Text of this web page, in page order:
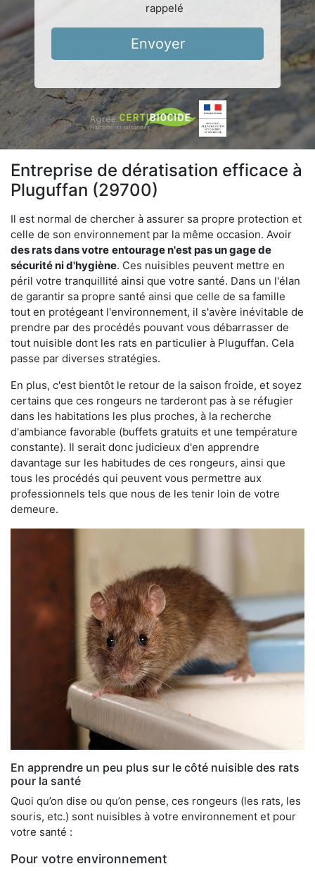
rappelé
Envoyer
Entreprise de dératisation efficace à
Pluguffan (29700)
Il est normal de chercher à assurer sa propre protection et
celle de son environnement par la même occasion. Avoir
des rats dans votre entourage n'est pas un gage de
sécurité ni d'hygiène. Ces nuisibles peuvent mettre en
péril votre tranquillité ainsi que votre santé. Dans un l'élan
de garantir sa propre santé ainsi que celle de sa famille
tout en protégeant l'environnement, il s'avère inévitable de
prendre par des procédés pouvant vous débarrasser de
tout nuisible dont les rats en particulier à Pluguffan. Cela
passe par diverses stratégies.
En plus, c'est bientôt le retour de la saison froide, et soyez
certains que ces rongeurs ne tarderont pas à se réfugier
dans les habitations les plus proches, à la recherche
d'ambiance favorable (buffets gratuits et une température
constante). Il serait donc judicieux d'en apprendre
davantage sur les habitudes de ces rongeurs, ainsi que
tous les procédés qui peuvent vous permettre aux
professionnels tels que nous de les tenir loin de votre
demeure.
En apprendre un peu plus sur le côté nuisible des rats
pour la santé
Quoi qu’on dise ou qu’on pense, ces rongeurs (les rats, les
souris, etc.) sont nuisibles à votre environnement et pour
votre santé :
Pour votre environnement